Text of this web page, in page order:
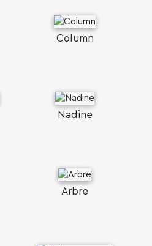
Column
Nadine
Arbre